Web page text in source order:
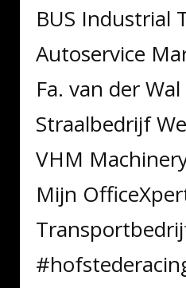
BUS Industrial
Autoservice
Fa. van der
Straalbedrijf
VHM
Mijn